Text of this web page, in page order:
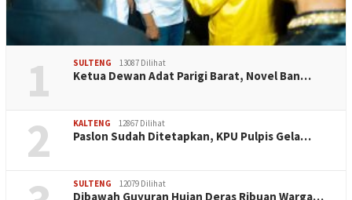
1 SULTENG 13087 Dilihat
Ketua Dewan Adat Parigi Barat, Novel Ban…
2 KALTENG 12867 Dilihat
Paslon Sudah Ditetapkan, KPU Pulpis Gela…
SULTENG 12079 Dilihat
Dibawah Guyuran Hujan Deras Ribuan Warga…